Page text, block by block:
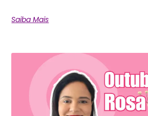
Saiba Mais